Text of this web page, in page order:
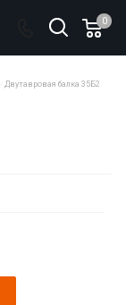
0
Двутавровая балка 35Б2